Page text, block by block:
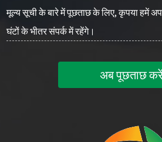
मूल्य सूची के बारे में पूछताछ के लिए, कृपया हमें
घंटों के भीतर संपर्क में रहेंगे।
अब पूछताछ